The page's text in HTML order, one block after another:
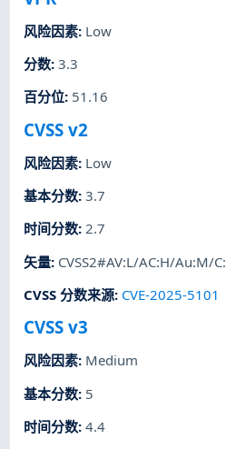
风险因素: Low
分数:3.3
百分位: 51.16
CVSS v2
风险因素: Low
基本分数:3.7
时间分数:2.7
矢量: CVSS2#AV:L/AC:H/Au:M/
CVSS 分数来源: CVE-2025-5101
CVSS v3
风险因素: Medium
基本分数: 5
时间分数:4.4